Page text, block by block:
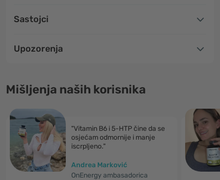
Sastojci
Upozorenja
Mišljenja naših korisnika
"Vitamin B6 i 5-HTP čine da se
osjećam odmornije i manje
iscrpljeno."
Andrea Marković
OnEnergy ambasadorica